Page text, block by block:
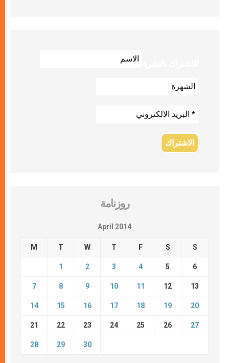
روزنامة
April 2014
M T W T F S S
1 2 3 4 5 6
7 8 9 10 11 12 13
14 15 16 17 18 19 20
21 22 23 24 25 26 27
28 29 30